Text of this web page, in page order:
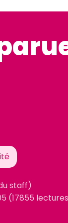
staff)
(17855